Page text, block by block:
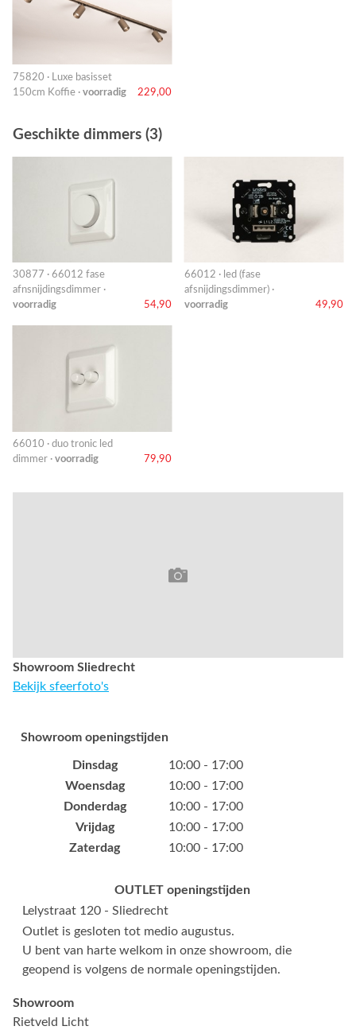
75820 · Luxe basisset
150cm Koffie · voorradig 229,00
Geschikte dimmers (3)
30877 · 66012 fase
afnsnijdingsdimmer ·
voorradig
54,90
66012 · led (fase
afsnijdingsdimmer) ·
voorradig
49,90
66010 · duo tronic led
dimmer · voorradig 79,90
Showroom Sliedrecht
Bekijk sfeerfoto's
Showroom openingstijden
Dinsdag
10:00 - 17:00
Woensdag
10:00 - 17:00
Donderdag
10:00 - 17:00
Vrijdag
10:00 - 17:00
Zaterdag
10:00 - 17:00
OUTLET openingstijden
Lelystraat 120 - Sliedrecht
Outlet is gesloten tot medio augustus.
U bent van harte welkom in onze showroom, die
geopend is volgens de normale openingstijden.
Showroom
Rietveld Licht